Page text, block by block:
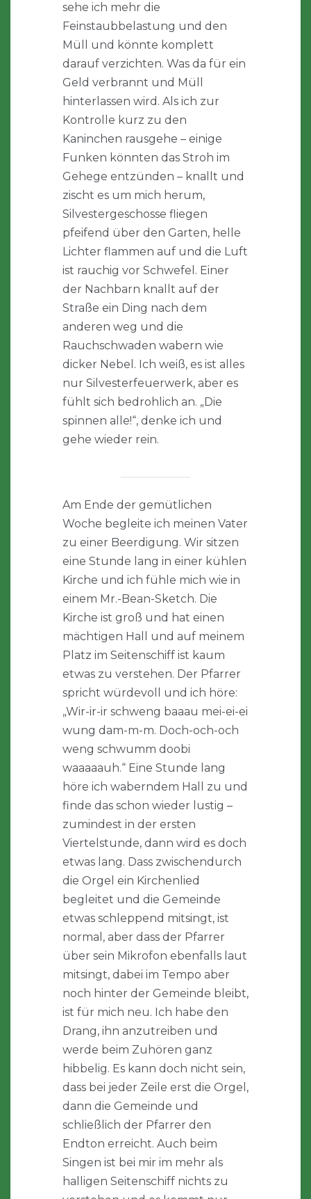
sehe ich mehr die
Feinstaubbelastung und den
Müll und könnte komplett
darauf verzichten. Was da für ein
Geld verbrannt und Müll
hinterlassen wird. Als ich zur
Kontrolle kurz zu den
Kaninchen rausgehe – einige
Funken könnten das Stroh im
Gehege entzünden – knallt und
zischt es um mich herum,
Silvestergeschosse fliegen
pfeifend über den Garten, helle
Lichter flammen auf und die Luft
ist rauchig vor Schwefel. Einer
der Nachbarn knallt auf der
Straße ein Ding nach dem
anderen weg und die
Rauchschwaden wabern wie
dicker Nebel. Ich weiß, es ist alles
nur Silvesterfeuerwerk, aber es
fühlt sich bedrohlich an. „Die
spinnen alle!“, denke ich und
gehe wieder rein.
Am Ende der gemütlichen
Woche begleite ich meinen Vater
zu einer Beerdigung. Wir sitzen
eine Stunde lang in einer kühlen
Kirche und ich fühle mich wie in
einem Mr.-Bean-Sketch. Die
Kirche ist groß und hat einen
mächtigen Hall und auf meinem
Platz im Seitenschiff ist kaum
etwas zu verstehen. Der Pfarrer
spricht würdevoll und ich höre:
„Wir-ir-ir schweng baaau mei-ei-ei
wung dam-m-m. Doch-och-och
weng schwumm doobi
waaaaauh.“ Eine Stunde lang
höre ich waberndem Hall zu und
finde das schon wieder lustig –
zumindest in der ersten
Viertelstunde, dann wird es doch
etwas lang. Dass zwischendurch
die Orgel ein Kirchenlied
begleitet und die Gemeinde
etwas schleppend mitsingt, ist
normal, aber dass der Pfarrer
über sein Mikrofon ebenfalls laut
mitsingt, dabei im Tempo aber
noch hinter der Gemeinde bleibt,
ist für mich neu. Ich habe den
Drang, ihn anzutreiben und
werde beim Zuhören ganz
hibbelig. Es kann doch nicht sein,
dass bei jeder Zeile erst die Orgel,
dann die Gemeinde und
schließlich der Pfarrer den
Endton erreicht. Auch beim
Singen ist bei mir im mehr als
halligen Seitenschiff nichts zu